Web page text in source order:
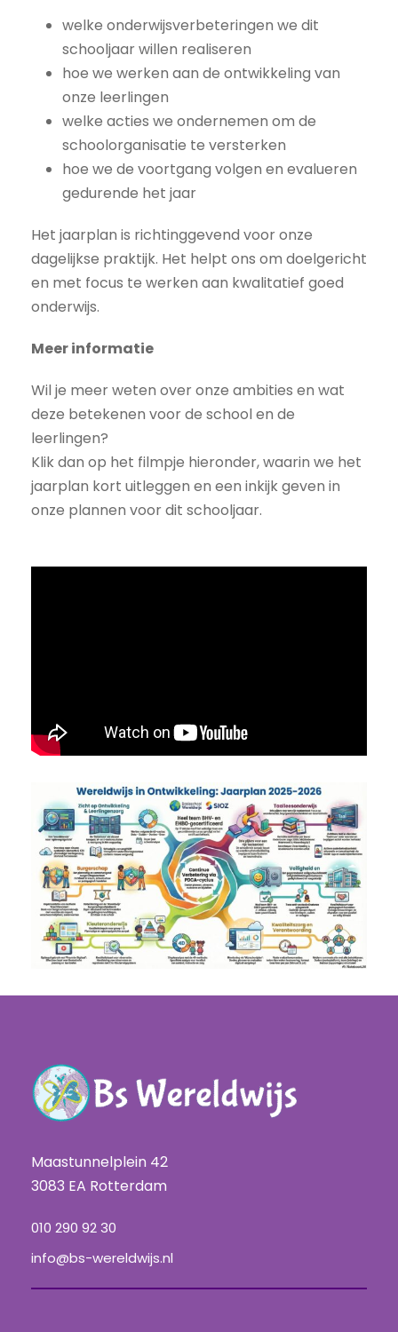
welke onderwijsverbeteringen we dit
schooljaar willen realiseren
hoe we werken aan de ontwikkeling van
onze leerlingen
welke acties we ondernemen om de
schoolorganisatie te versterken
hoe we de voortgang volgen en evalueren
gedurende het jaar
Het jaarplan is richtinggevend voor onze
dagelijkse praktijk. Het helpt ons om doelgericht
en met focus te werken aan kwalitatief goed
onderwijs.
Meer informatie
Wil je meer weten over onze ambities en wat
deze betekenen voor de school en de
leerlingen?
Klik dan op het filmpje hieronder, waarin we het
jaarplan kort uitleggen en een inkijk geven in
onze plannen voor dit schooljaar.
Maastunnelplein 42
3083 EA Rotterdam
010 290 92 30
info@bs-wereldwijs.nl